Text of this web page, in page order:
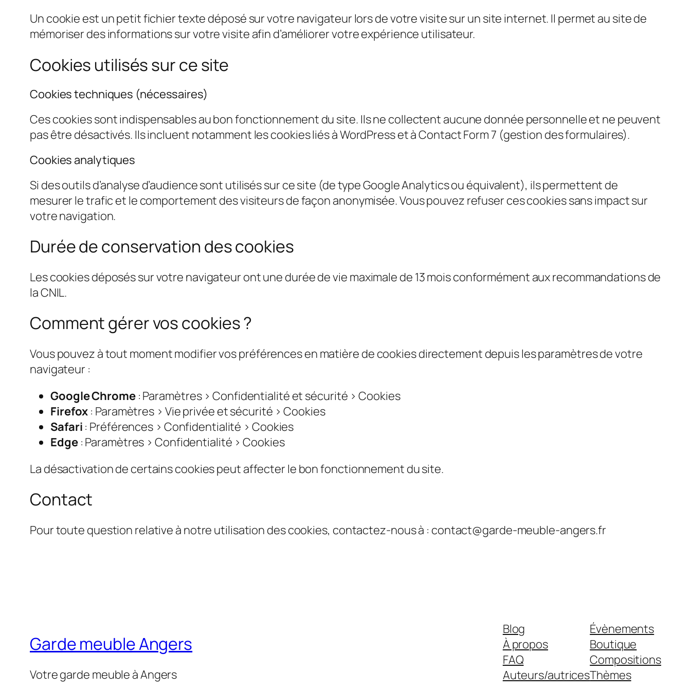
Un cookie est un petit fichier texte déposé sur votre navigateur lors de votre visite sur un site internet. Il permet au site de
mémoriser des informations sur votre visite afin d’améliorer votre expérience utilisateur.
Cookies utilisés sur ce site
Cookies techniques (nécessaires)
Ces cookies sont indispensables au bon fonctionnement du site. Ils ne collectent aucune donnée personnelle et ne peuvent
pas être désactivés. Ils incluent notamment les cookies liés à WordPress et à Contact Form 7 (gestion des formulaires).
Cookies analytiques
Si des outils d’analyse d’audience sont utilisés sur ce site (de type Google Analytics ou équivalent), ils permettent de
mesurer le trafic et le comportement des visiteurs de façon anonymisée. Vous pouvez refuser ces cookies sans impact sur
votre navigation.
Durée de conservation des cookies
Les cookies déposés sur votre navigateur ont une durée de vie maximale de 13 mois conformément aux recommandations de
la CNIL.
Comment gérer vos cookies ?
Vous pouvez à tout moment modifier vos préférences en matière de cookies directement depuis les paramètres de votre
navigateur :
Google Chrome: Paramètres > Confidentialité et sécurité > Cookies
Firefox : Paramètres > Vie privée et sécurité > Cookies
Safari : Préférences > Confidentialité > Cookies
Edge: Paramètres > Confidentialité > Cookies
La désactivation de certains cookies peut affecter le bon fonctionnement du site.
Contact
Pour toute question relative à notre utilisation des cookies, contactez-nous à : contact@garde-meuble-angers.fr
Garde meuble Angers
Votre garde meuble à Angers
Blog
À propos
FAQ
Auteurs/autrices
Évènements
Boutique
Compositions
Thèmes